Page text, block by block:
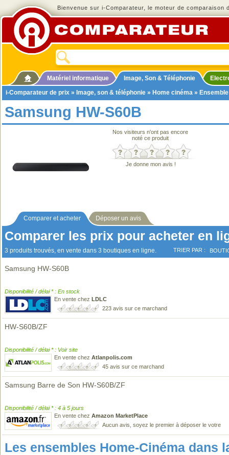
Bienvenue sur i-Comparateur, le moteur de comparaison
Matériel informatique Image, Son & Téléphonie
i-Comparateur de prix » Image, son & téléphonie » Home cinéma »
Samsung HW-S60B
Nos visiteurs n'ont pas encore
noté ce produit
Je donne mon avis !
Comparer et acheter Déposer un avis
Comparer les prix pour acheter en
3 produits trouvés, en vente dans 3 boutiques en ligne. TRIER PAR :
Samsung HW-S60B
Disponibilité / délai * : En stock
En vente chez LDLC
223 avis sur ce marchand
HW-S60B/ZF
Disponibilité / délai * : Voir site
En vente chez Atlanpolis.com
45 avis sur ce marchand
Samsung Barre de Son HW-S60B/ZF
Disponibilité / délai * : 4 à 5 jours
En vente chez Amazon MarketPlace
Aucun avis, soyez le premier à déposer le votre
Les ensembles Home-Cinéma dans